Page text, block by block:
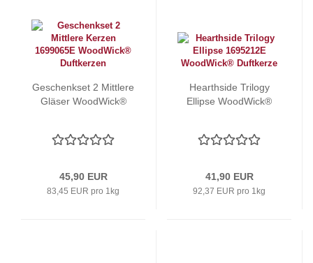
Geschenkset 2 Mittlere
Gläser WoodWick®
45,90 EUR
83,45 EUR pro 1kg
Hearthside Trilogy
Ellipse WoodWick®
41,90 EUR
92,37 EUR pro 1kg